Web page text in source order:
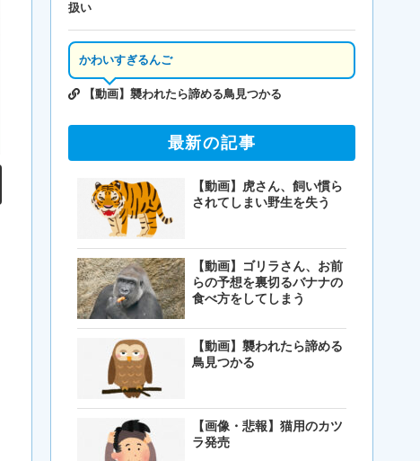
扱い
かわいすぎるんご
【動画】襲われたら諦める鳥見つかる
最新の記事
【動画】虎さん、飼い慣ら
されてしまい野生を失う
【動画】ゴリラさん、お前
らの予想を裏切るバナナの
食べ方をしてしまう
【動画】襲われたら諦める
鳥見つかる
【画像・悲報】猫用のカツ
ラ発売